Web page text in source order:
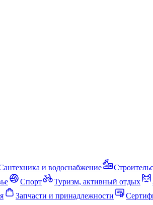
и водоснабжение
Спорт Туризм, активный отдых
Запчасти и принадлежности